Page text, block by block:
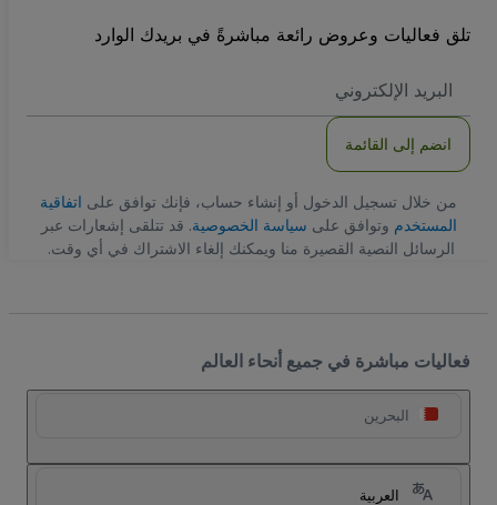
تلق فعاليات وعروض رائعة مباشرةً في بريدك الوارد
الاكتروني
انضم إلى القائمة
من خلال تسجيل الدخول أو إنشاء حساب، فإنك توافق على اتفاقية
المستخدم وتوافق على سياسة الخصوصية. قد تتلقى إشعارات عبر
الرسائل النصية القصيرة منا ويمكنك إلغاء الاشتراك في أي وقت.
فعاليات مباشرة في جميع أنحاء العالم
البحرين
العربية